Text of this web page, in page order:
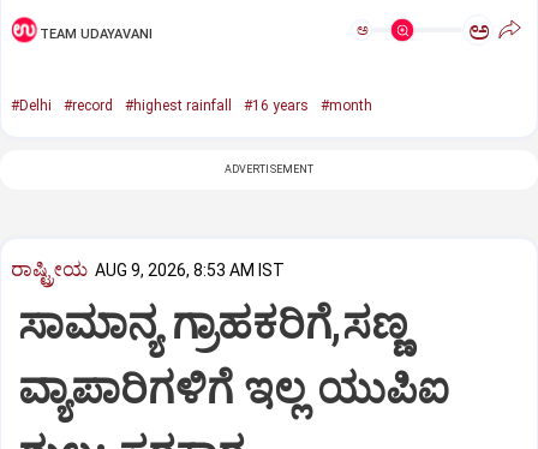
TEAM UDAYAVANI ಅ ಅ
#Delhi #record #highest rainfall #16 years #month
ADVERTISEMENT
ರಾಷ್ಟ್ರೀಯ AUG 9, 2026, 8:53 AM IST
ಸಾಮಾನ್ಯ ಗ್ರಾಹಕರಿಗೆ,ಸಣ್ಣ
ವ್ಯಾಪಾರಿಗಳಿಗೆ ಇಲ್ಲ ಯುಪಿಐ